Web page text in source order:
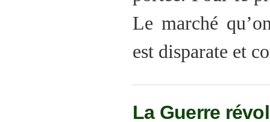
Le marché
est disparate et
La Guerre